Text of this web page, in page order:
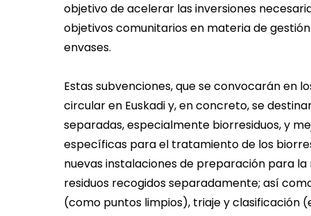
objetivo de acelerar las inversiones
objetivos comunitarios en materia de
envases.
Estas subvenciones, que se convocarán en
circular en Euskadi y, en concreto, se
separadas, especialmente biorresiduos, y
específicas para el tratamiento de los
nuevas instalaciones de preparación para
residuos recogidos separadamente; así
(como puntos limpios), triaje y clasificación